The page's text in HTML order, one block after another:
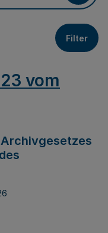
Filter
vom